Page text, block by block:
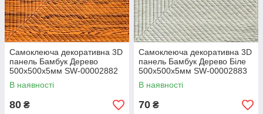
Самоклеюча декоративна 3D
панель Бамбук Дерево
500х500х5мм SW-00002882
В наявності
80 ₴
Самоклеюча декоративна 3D
панель Бамбук Дерево Біле
500х500х5мм SW-00002883
В наявності
70 ₴